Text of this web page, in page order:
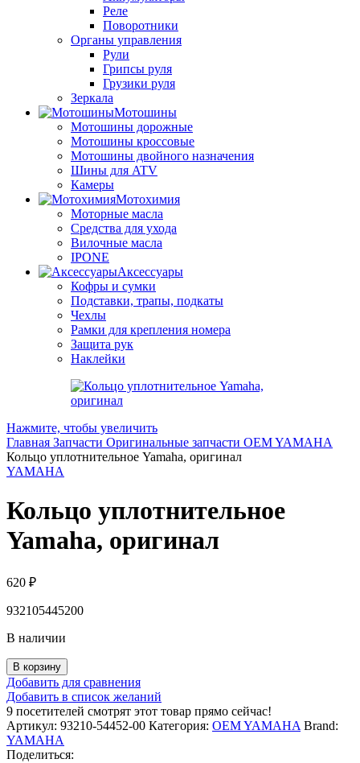
Реле
Поворотники
Органы управления
Рули
Грипсы руля
Грузики руля
Зеркала
Мотошины
Мотошины дорожные
Мотошины кроссовые
Мотошины двойного назначения
Шины для ATV
Камеры
Мотохимия
Моторные масла
Средства для ухода
Вилочные масла
IPONE
Аксессуары
Кофры и сумки
Подставки, трапы, подкаты
Чехлы
Рамки для крепления номера
Защита рук
Наклейки
Нажмите, чтобы увеличить
Главная Запчасти Оригинальные запчасти OEM YAMAHA
Кольцо уплотнительное Yamaha, оригинал
YAMAHA
Кольцо уплотнительное
Yamaha, оригинал
620 ₽
932105445200
В наличии
Количество
товара
Кольцо
уплотнительное
Yamaha,
оригинал
В корзину
Добавить для сравнения
Добавить в список желаний
9 посетителей смотрят этот товар прямо сейчас!
Артикул: 93210-54452-00 Категория: OEM YAMAHA Brand:
YAMAHA
Поделиться: